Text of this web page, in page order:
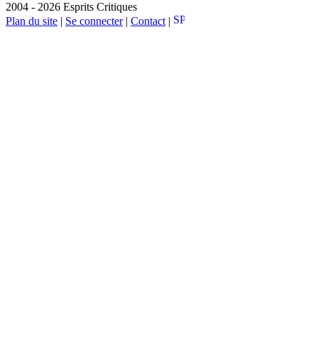
2004 - 2026 Esprits Critiques
Plan du site | Se connecter| Contact |